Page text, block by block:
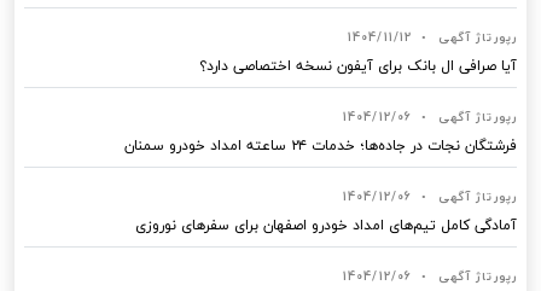
رپورتاژ آگهی •
1404/11/12
آیا صرافی ال بانک برای آیفون نسخه اختصاصی دارد؟
رپورتاژ آگهی •
1404/12/06
فرشتگان نجات در جاده‌ها؛ خدمات ۲۴ ساعته امداد خودرو سمنان
رپورتاژ آگهی •
1404/12/06
آمادگی کامل تیم‌های امداد خودرو اصفهان برای سفرهای نوروزی
رپورتاژ آگهی •
1404/12/06